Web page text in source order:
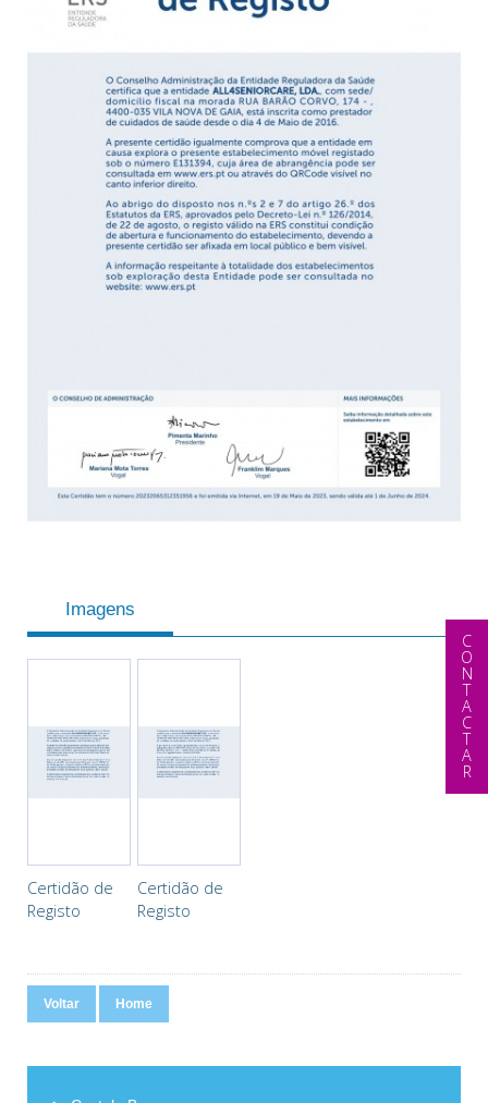
Imagens
Certidão de
Registo
Certidão de
Registo
Voltar Home
CONTACTAR